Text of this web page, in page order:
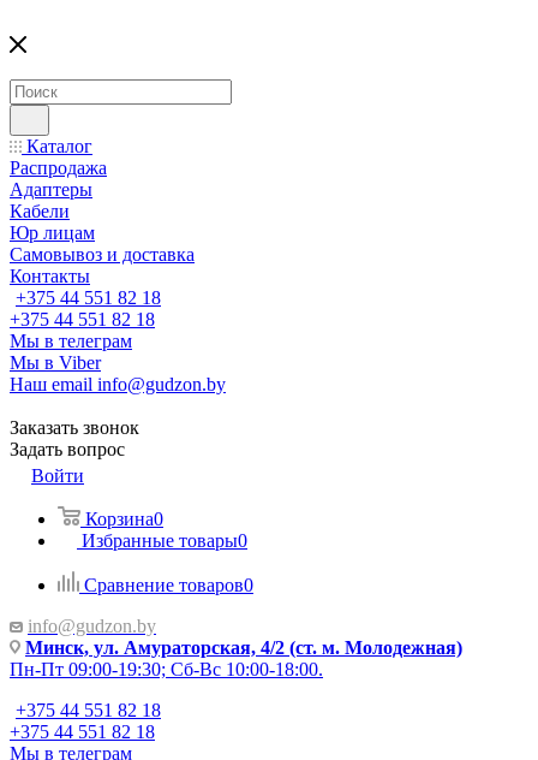
Каталог
Распродажа
Адаптеры
Кабели
Юр лицам
Самовывоз и доставка
Контакты
+375 44 551 82 18
+375 44 551 82 18
Мы в телеграм
Мы в Viber
Наш email info@gudzon.by
Заказать звонок
Задать вопрос
Войти
Корзина0
Избранные товары0
Сравнение товаров0
info@gudzon.by
Минск, ул. Амураторская, 4/2 (ст. м. Молодежная)
Пн-Пт 09:00-19:30; Сб-Вс 10:00-18:00.
+375 44 551 82 18
+375 44 551 82 18
Мы в телеграм